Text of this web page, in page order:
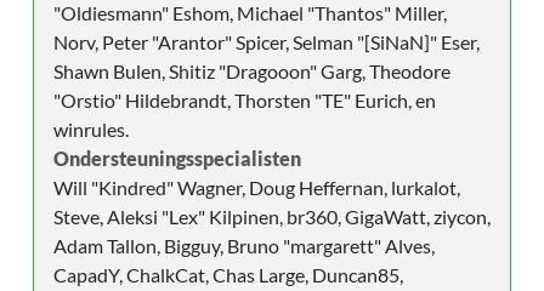
"Oldiesmann" Eshom, Michael "Thantos" Miller,
Norv, Peter "Arantor" Spicer, Selman "[SiNaN]" Eser,
Shawn Bulen, Shitiz "Dragooon" Garg, Theodore
"Orstio" Hildebrandt, Thorsten "TE" Eurich, en
winrules.
Ondersteuningsspecialisten
Will "Kindred" Wagner, Doug Heffernan, lurkalot,
Steve, Aleksi "Lex" Kilpinen, br360, GigaWatt, ziycon,
Adam Tallon, Bigguy, Bruno "margarett" Alves,
CapadY, ChalkCat, Chas Large, Duncan85,